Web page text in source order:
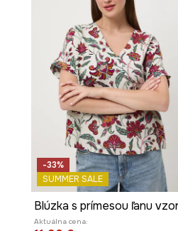
-33%
SUMMER SALE
Aktuálna cena: